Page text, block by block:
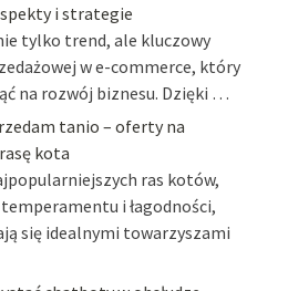
i strategie
tylko trend, ale kluczowy
w e-commerce, który
na rozwój biznesu. Dzięki …
tanio – oferty na
kota
ras kotów,
i łagodności,
się idealnymi towarzyszami